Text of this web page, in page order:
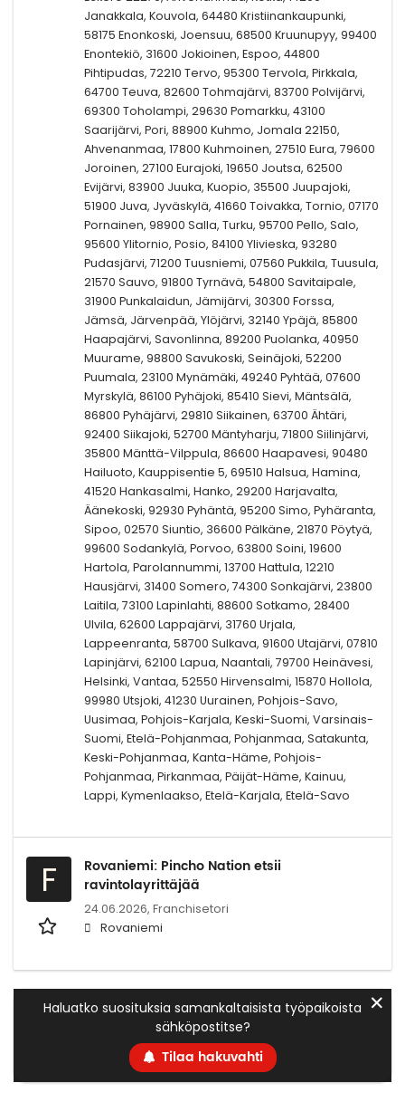
Janakkala, Kouvola, 64480 Kristiinankaupunki,
58175 Enonkoski, Joensuu, 68500 Kruunupyy, 99400
Enontekiö, 31600 Jokioinen, Espoo, 44800
Pihtipudas, 72210 Tervo, 95300 Tervola, Pirkkala,
64700 Teuva, 82600 Tohmajärvi, 83700 Polvijärvi,
69300 Toholampi, 29630 Pomarkku, 43100
Saarijärvi, Pori, 88900 Kuhmo, Jomala 22150,
Ahvenanmaa, 17800 Kuhmoinen, 27510 Eura, 79600
Joroinen, 27100 Eurajoki, 19650 Joutsa, 62500
Evijärvi, 83900 Juuka, Kuopio, 35500 Juupajoki,
51900 Juva, Jyväskylä, 41660 Toivakka, Tornio, 07170
Pornainen, 98900 Salla, Turku, 95700 Pello, Salo,
95600 Ylitornio, Posio, 84100 Ylivieska, 93280
Pudasjärvi, 71200 Tuusniemi, 07560 Pukkila, Tuusula,
21570 Sauvo, 91800 Tyrnävä, 54800 Savitaipale,
31900 Punkalaidun, Jämijärvi, 30300 Forssa,
Jämsä, Järvenpää, Ylöjärvi, 32140 Ypäjä, 85800
Haapajärvi, Savonlinna, 89200 Puolanka, 40950
Muurame, 98800 Savukoski, Seinäjoki, 52200
Puumala, 23100 Mynämäki, 49240 Pyhtää, 07600
Myrskylä, 86100 Pyhäjoki, 85410 Sievi, Mäntsälä,
86800 Pyhäjärvi, 29810 Siikainen, 63700 Ähtäri,
92400 Siikajoki, 52700 Mäntyharju, 71800 Siilinjärvi,
35800 Mänttä-Vilppula, 86600 Haapavesi, 90480
Hailuoto, Kauppisentie 5, 69510 Halsua, Hamina,
41520 Hankasalmi, Hanko, 29200 Harjavalta,
Äänekoski, 92930 Pyhäntä, 95200 Simo, Pyhäranta,
Sipoo, 02570 Siuntio, 36600 Pälkäne, 21870 Pöytyä,
99600 Sodankylä, Porvoo, 63800 Soini, 19600
Hartola, Parolannummi, 13700 Hattula, 12210
Hausjärvi, 31400 Somero, 74300 Sonkajärvi, 23800
Laitila, 73100 Lapinlahti, 88600 Sotkamo, 28400
Ulvila, 62600 Lappajärvi, 31760 Urjala,
Lappeenranta, 58700 Sulkava, 91600 Utajärvi, 07810
Lapinjärvi, 62100 Lapua, Naantali, 79700 Heinävesi,
Helsinki, Vantaa, 52550 Hirvensalmi, 15870 Hollola,
99980 Utsjoki, 41230 Uurainen, Pohjois-Savo,
Uusimaa, Pohjois-Karjala, Keski-Suomi, Varsinais-
Suomi, Etelä-Pohjanmaa, Pohjanmaa, Satakunta,
Keski-Pohjanmaa, Kanta-Häme, Pohjois-
Pohjanmaa, Pirkanmaa, Päijät-Häme, Kainuu,
Lappi, Kymenlaakso, Etelä-Karjala, Etelä-Savo
F
Rovaniemi: Pincho Nation etsii
ravintolayrittäjää
24.06.2026, Franchisetori
Rovaniemi
Haluatko suosituksia samankaltaisista työpaikoista
sähköpostitse?
Tilaa hakuvahti
✕